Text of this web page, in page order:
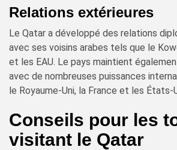
Relations extérieures
Le Qatar a développé des relations
avec ses voisins arabes tels que le
et les EAU. Le pays maintient
avec de nombreuses puissances
le Royaume-Uni, la France et les États-
Conseils pour les
visitant le Qatar